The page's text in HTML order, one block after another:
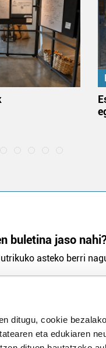
ditugu, cookie
eta edukiaren
buletina jaso
asteko berri